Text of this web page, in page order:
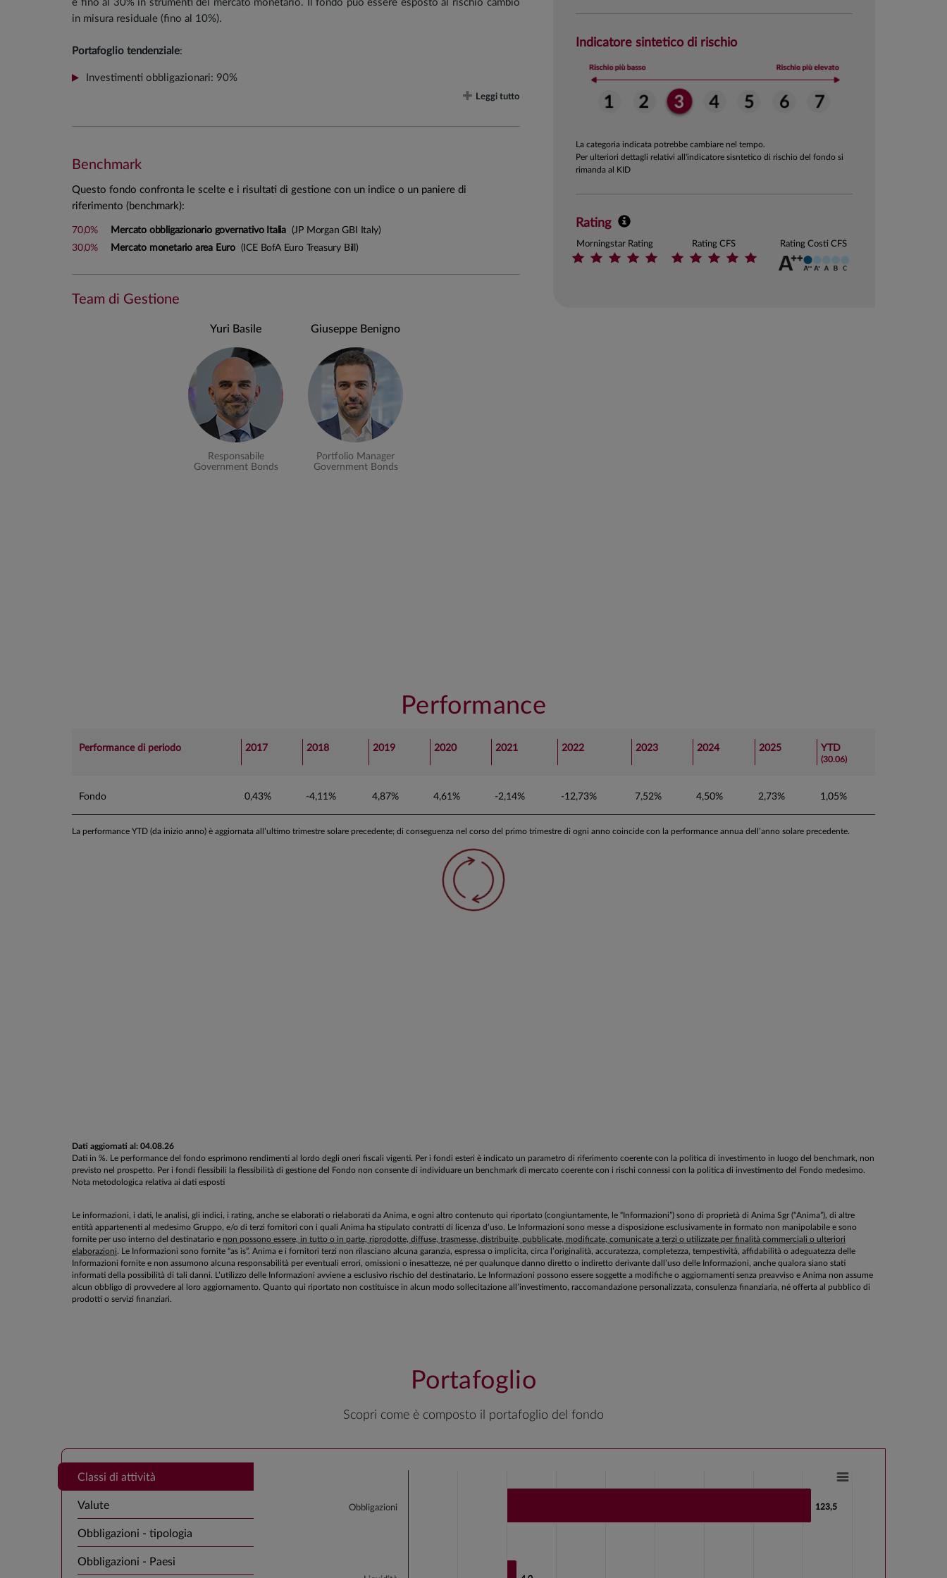
Indicatore sintetico di rischio
La categoria indicata potrebbe cambiare nel tempo.
Per ulteriori dettagli relativi all'indicatore sisntetico di rischio del fondo si
rimanda al KID
Rating
Morningstar Rating Rating CFS Rating Costi CFS
e fino al 30% in strumenti del mercato monetario. Il fondo può essere esposto al rischio cambio
in misura residuale (fino al 10%).
Portafoglio tendenziale:
Investimenti obbligazionari: 90%
Il comparto può essere esposto al rischio cambio in misura residuale (fino al 10%).
Stile di gestione
che si confronta con un benchmark di riferimento. Il fondo effettua i propri investimenti
prevalentemente in titoli governativi italiani, pertanto il team di gestione si prefigge di generare
un’approfondita analisi del contesto economico-finanziario volta ad individuare ed anticipare i
possibili scenari evolutivi;
una ricerca costante di opportunità di posizionamento sui diversi segmenti della curva dei
scelte riguardanti la durata finanziaria dei titoli in portafoglio.
Leggi tutto
Benchmark
Questo fondo confronta le scelte e i risultati di gestione con un indice o un paniere di
riferimento (benchmark):
70,0% Mercato obbligazionario governativo Italia (JP Morgan GBI Italy)
30,0%
Mercato monetario area Euro (ICE BofA Euro Treasury Bill)
Team di Gestione
Yuri Basile
Responsabile
Government Bonds
Giuseppe Benigno
Portfolio Manager
Government Bonds
Performance
Performance di periodo 2017 2018 2019 2020 2021 2022 2023 2024 2025 YTD
(30.06)
Fondo 0,43% -4,11% 4,87% 4,61% -2,14% -12,73% 7,52% 4,50% 2,73% 1,05%
La performance YTD (da inizio anno) è aggiornata all’ultimo trimestre solare precedente; di conseguenza nel corso del primo trimestre di ogni anno coincide con la performance annua dell’anno solare precedente.
Dati aggiornati al: 04.08.26
Dati in %. Le performance del fondo esprimono rendimenti al lordo degli oneri fiscali vigenti. Per i fondi esteri è indicato un parametro di riferimento coerente con la politica di investimento in luogo del benchmark, non
previsto nel prospetto. Per i fondi flessibili la flessibilità di gestione del Fondo non consente di individuare un benchmark di mercato coerente con i rischi connessi con la politica di investimento del Fondo medesimo.
Nota metodologica relativa ai dati esposti
Le informazioni, i dati, le analisi, gli indici, i rating, anche se elaborati o rielaborati da Anima, e ogni altro contenuto qui riportato (congiuntamente, le “Informazioni”) sono di proprietà di Anima Sgr (“Anima”), di altre
entità appartenenti al medesimo Gruppo, e/o di terzi fornitori con i quali Anima ha stipulato contratti di licenza d’uso. Le Informazioni sono messe a disposizione esclusivamente in formato non manipolabile e sono
fornite per uso interno del destinatario e non possono essere, in tutto o in parte, riprodotte, diffuse, trasmesse, distribuite, pubblicate, modificate, comunicate a terzi o utilizzate per finalità commerciali o ulteriori
elaborazioni. Le Informazioni sono fornite “as is”. Anima e i fornitori terzi non rilasciano alcuna garanzia, espressa o implicita, circa l’originalità, accuratezza, completezza, tempestività, affidabilità o adeguatezza delle
Informazioni fornite e non assumono alcuna responsabilità per eventuali errori, omissioni o inesattezze, né per qualunque danno diretto o indiretto derivante dall’uso delle Informazioni, anche qualora siano stati
informati della possibilità di tali danni. L’utilizzo delle Informazioni avviene a esclusivo rischio del destinatario. Le Informazioni possono essere soggette a modifiche o aggiornamenti senza preavviso e Anima non assume
alcun obbligo di provvedere al loro aggiornamento. Quanto qui riportato non costituisce in alcun modo sollecitazione all’investimento, raccomandazione personalizzata, consulenza finanziaria, né offerta al pubblico di
prodotti o servizi finanziari.
Portafoglio
Scopri come è composto il portafoglio del fondo
Classi di attività
Valute
Obbligazioni - tipologia
Obbligazioni - Paesi
View as data table, Chart
123,5
123,5
Obbligazioni